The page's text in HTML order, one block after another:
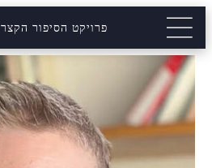
פרויקט הסיפור הקצר